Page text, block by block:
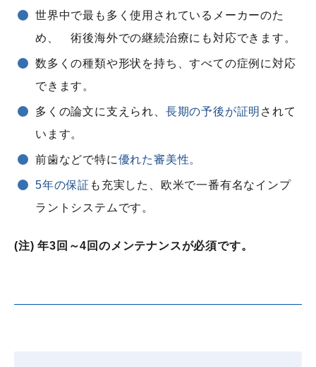
世界中で最も多く使用されているメーカーのた
め、 術後海外での継続治療にも対応できます。
数多くの種類や形状を持ち、すべての症例に対応
できます。
多くの論文に支えられ、 長期の予後が証明 されて
います。
前歯などで特に優れた審美性。
5年の保証 も充実した、欧米で一番有名なインプ
ラントシステムです。
(注) 年3回～4回のメンテナンスが必須です。